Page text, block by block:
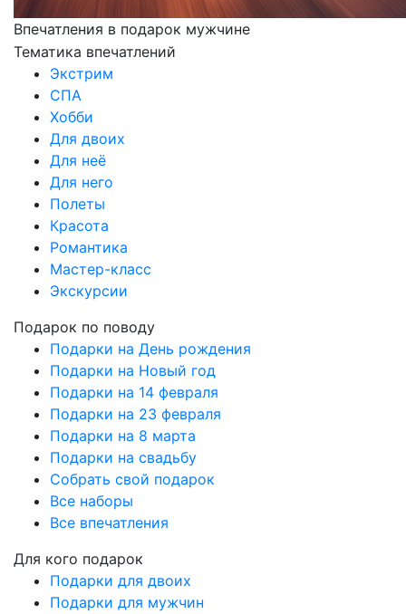
Впечатления в подарок мужчине
Тематика впечатлений
Экстрим
СПА
Хобби
Для двоих
Для неё
Для него
Полеты
Красота
Романтика
Мастер-класс
Экскурсии
Подарок по поводу
Подарки на День рождения
Подарки на Новый год
Подарки на 14 февраля
Подарки на 23 февраля
Подарки на 8 марта
Подарки на свадьбу
Собрать свой подарок
Все наборы
Все впечатления
Для кого подарок
Подарки для двоих
Подарки для мужчин